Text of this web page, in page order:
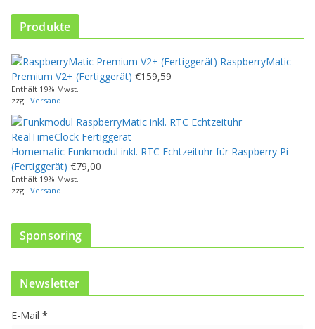
t
w
e
i
s
m
e
h
r
e
V
i
t
Produkte
RaspberryMatic
Premium V2+ (Fertiggerät) €159,59
Enthält 19% Mwst.
zzgl. Versand
Homematic Funkmodul inkl. RTC Echtzeituhr für Raspberry Pi
(Fertiggerät) €79,00
Enthält 19% Mwst.
zzgl. Versand
Sponsoring
Newsletter
E-Mail *